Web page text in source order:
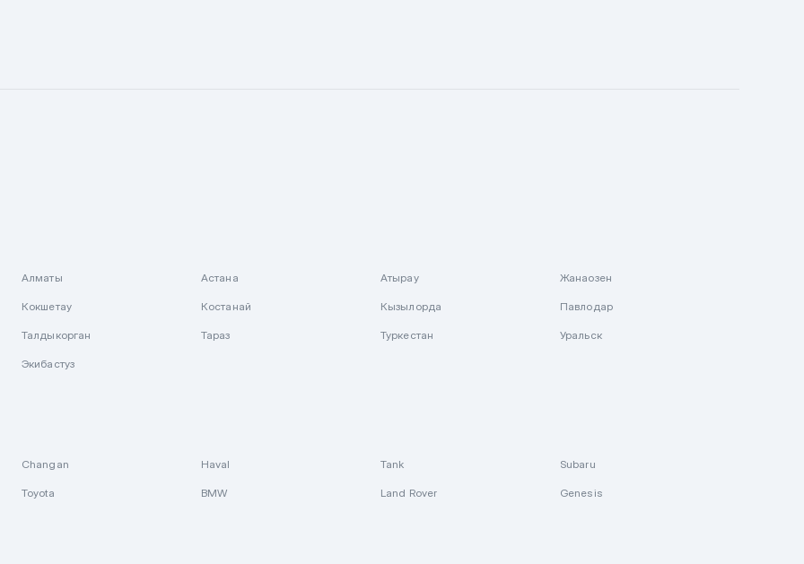
Алматы Астана Атырау Жанаозен
Кокшетау Костанай Кызылорда Павлодар
Талдыкорган Тараз Туркестан Уральск
Экибастуз
Changan Haval Tank Subaru
Toyota BMW Land Rover Genesis